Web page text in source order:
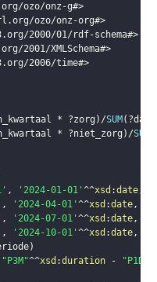
ozo/onz-g#>
ozo/onz-org#>
2000/01/rdf-schema#>
2001/XMLSchema#>
2006/time#>
* ?zorg ) /SUM (
* ?niet_zorg ) /SUM
, '2024-01-01'^^xsd :date,
, '2024-04-01'^^xsd :date,
, '2024-07-01'^^xsd :date,
, '2024-10-01'^^xsd :date,
)
"P3M"^^xsd :duration - "P1D"